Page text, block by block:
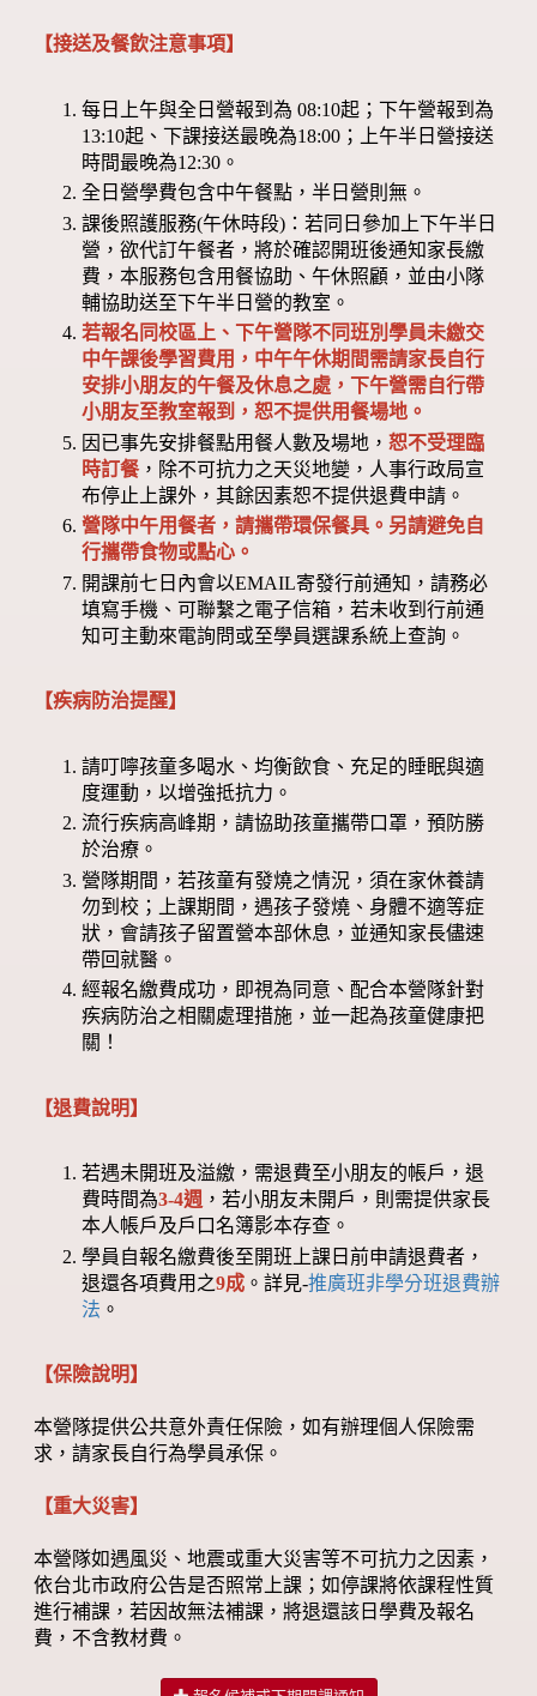
【接送及餐飲注意事項】
每日上午與全日營報到為 08:10起；下午營報到為
13:10起、下課接送最晚為18:00；上午半日營接送
時間最晚為12:30。
全日營學費包含中午餐點，半日營則無。
課後照護服務(午休時段)：若同日參加上下午半日
營，欲代訂午餐者，將於確認開班後通知家長繳
費，本服務包含用餐協助、午休照顧，並由小隊
輔協助送至下午半日營的教室。
若報名同校區上、下午營隊不同班別學員未繳交
中午課後學習費用，中午午休期間需請家長自行
安排小朋友的午餐及休息之處，下午營需自行帶
小朋友至教室報到，恕不提供用餐場地。
因已事先安排餐點用餐人數及場地，恕不受理臨
時訂餐，除不可抗力之天災地變，人事行政局宣
布停止上課外，其餘因素恕不提供退費申請。
營隊中午用餐者，請攜帶環保餐具。另請避免自
行攜帶食物或點心。
開課前七日內會以EMAIL寄發行前通知，請務必
填寫手機、可聯繫之電子信箱，若未收到行前通
知可主動來電詢問或至學員選課系統上查詢。
【疾病防治提醒】
請叮嚀孩童多喝水、均衡飲食、充足的睡眠與適
度運動，以增強抵抗力。
流行疾病高峰期，請協助孩童攜帶口罩，預防勝
於治療。
營隊期間，若孩童有發燒之情況，須在家休養請
勿到校；上課期間，遇孩子發燒、身體不適等症
狀，會請孩子留置營本部休息，並通知家長儘速
帶回就醫。
經報名繳費成功，即視為同意、配合本營隊針對
疾病防治之相關處理措施，並一起為孩童健康把
關！
【退費說明】
若遇未開班及溢繳，需退費至小朋友的帳戶，退
費時間為3-4週 ，若小朋友未開戶，則需提供家長
本人帳戶及戶口名簿影本存查。
學員自報名繳費後至開班上課日前申請退費者，
退還各項費用之9成 。詳見-推廣班非學分班退費辦
法 。
【保險說明】
本營隊提供公共意外責任保險，如有辦理個人保險需
求，請家長自行為學員承保。
【重大災害】
本營隊如遇風災、地震或重大災害等不可抗力之因素，
依台北市政府公告是否照常上課；如停課將依課程性質
進行補課，若因故無法補課，將退還該日學費及報名
費，不含教材費。